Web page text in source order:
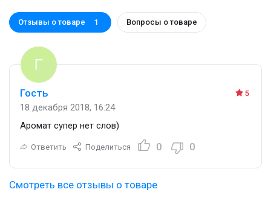
Отзывы о товаре 1 Вопросы о товаре
5
Гость
18 декабря 2018, 16:24
Аромат супер нет слов)
Ответить Поделиться 0 0
Смотреть все отзывы о товаре